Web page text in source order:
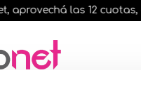
aprovechá las 12 cuotas,